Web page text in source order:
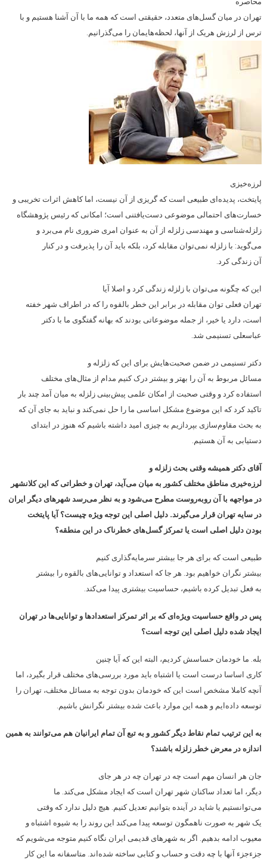
تهران در میان گسل‌های متعدد، حقیقتی است که همه ما با آن آشنا هستیم و با
ترس از لرزش هریک از آنها، لحظه‌هایمان را می‌گذرانیم.
لرزه‌خیزی
پایتخت، پدیده‌ای طبیعی است که گریزی از آن نیست، اما کاهش اثرات تخریبی و
خسارت‌های احتمالی موضوعی دست‌یافتنی است؛ امکانی که رئیس پژوهشگاه
زلزله‌شناسی و مهندسی زلزله‌ از آن به عنوان امری ضروری نام می‌برد و
می‌گوید: با زلزله نمی‌توان مقابله کرد، بلکه باید آن را پذیرفت و در کنار
آن زندگی کرد.
این که چگونه می‌توان با زلزله زندگی کرد و اصلا آیا
تهران فعلی توان مقابله در برابر این خطر بالقوه را که در اطراف شهر خفته
است، دارد یا خیر، از جمله موضوعاتی بودند که بهانه گفتگوی ما با دکتر
عباسعلی تسنیمی شد.
دکتر تسنیمی در ضمن صحبت‌هایش برای این که زلزله و
مسائل مربوط به آن را بهتر و بیشتر درک کنیم مدام از مثال‌های مختلف
استفاده کرد و وقتی صحبت از امکان علمی پیش‌بینی زلزله به میان آمد چند بار
تاکید کرد که این موضوع مشکل اساسی ما را حل نمی‌کند و نباید به جای آن که
به بحث مقاوم‌سازی بپردازیم به چیزی امید داشته باشیم که هنوز در ابتدای
دستیابی به آن هستیم.
آقای دکتر همیشه وقتی بحث زلزله و
لرزه‌خیری مناطق مختلف کشور به میان می‌آید، تهران و خطراتی که این کلانشهر
در مواجهه با آن روبه‌روست مطرح می‌شود و به نظر می‌رسد شهرهای دیگر ایران
در سایه تهران قرار می‌گیرند. دلیل اصلی این توجه ویژه چیست؟ آیا پایتخت
بودن دلیل اصلی است یا تمرکز گسل‌های خطرناک در این منطقه؟
طبیعی است که برای هر جا بیشتر سرمایه‌گذاری کنیم
بیشتر نگران خواهیم بود. هر جا که استعداد و توانایی‌های بالقوه را بیشتر
به فعل تبدیل کرده باشیم، حساسیت بیشتری پیدا می‌کند.
پس در واقع حساسیت ویژه‌ای که بر اثر تمرکز استعدادها و توانایی‌ها در تهران
ایجاد شده دلیل اصلی این توجه است؟
بله. ما خودمان حساسش کردیم، البته این که آیا چنین
کاری اساسا درست است یا اشتباه باید مورد بررسی‌های مختلف قرار بگیرد، اما
آنچه کاملا مشخص است این که خودمان بدون توجه به مسائل مختلف، تهران را
توسعه داده‌ایم و همه این موارد باعث شده بیشتر نگرانش باشیم.
به این ترتیب تمام نقاط دیگر کشور و به تبع آن تمام ایرانیان هم می‌توانند به همین
اندازه در معرض خطر زلزله باشند؟
جان هر انسان مهم است چه در تهران چه در هر جای
دیگر، اما تعداد ساکنان شهر تهران است که ایجاد مشکل می‌کند. ما
می‌توانستیم یا شاید در آینده بتوانیم تعدیل کنیم. هیچ دلیل ندارد که وقتی
یک شهر به صورت ناهمگون توسعه پیدا می‌کند این روند را به شیوه اشتباه و
معیوب ادامه بدهیم. اگر به شهرهای قدیمی ایران نگاه کنیم متوجه می‌شویم که
جزءجزء آنها با چه دقت و حساب و کتابی ساخته شده‌اند. متاسفانه ما این کار